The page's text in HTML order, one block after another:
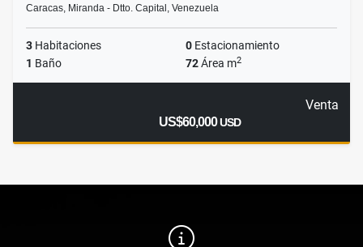
Caracas, Miranda - Dtto. Capital, Venezuela
3 Habitaciones 0 Estacionamiento
1 Baño 72Área m2
Venta
US$60,000USD